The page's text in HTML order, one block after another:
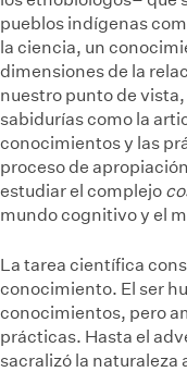
pueblos indígenas
la ciencia, un
dimensiones de la
nuestro punto de
sabidurías como la
conocimientos y las
proceso de
estudiar el complejo
mundo cognitivo y el
La tarea científica
conocimiento. El ser
conocimientos, pero
prácticas. Hasta el
sacralizó la naturaleza